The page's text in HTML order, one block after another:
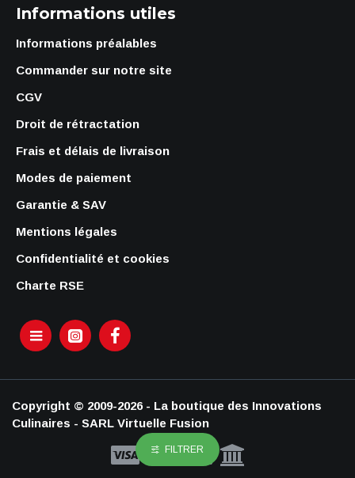
Informations utiles
Informations préalables
Commander sur notre site
CGV
Droit de rétractation
Frais et délais de livraison
Modes de paiement
Garantie & SAV
Mentions légales
Confidentialité et cookies
Charte RSE
Copyright © 2009-2026 - La boutique des Innovations
Culinaires - SARL Virtuelle Fusion
FILTRER